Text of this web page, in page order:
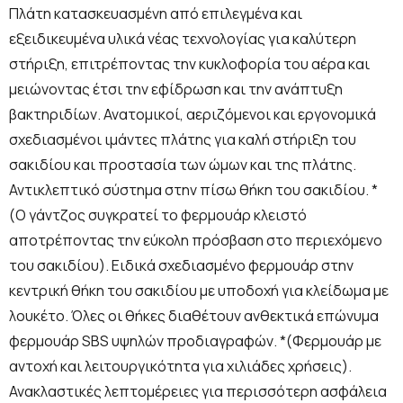
Πλάτη κατασκευασμένη από επιλεγμένα και
εξειδικευμένα υλικά νέας τεχνολογίας για καλύτερη
στήριξη, επιτρέποντας την κυκλοφορία του αέρα και
μειώνοντας έτσι την εφίδρωση και την ανάπτυξη
βακτηριδίων. Ανατομικοί, αεριζόμενοι και εργονομικά
σχεδιασμένοι ιμάντες πλάτης για καλή στήριξη του
σακιδίου και προστασία των ώμων και της πλάτης.
Αντικλεπτικό σύστημα στην πίσω θήκη του σακιδίου. *
(Ο γάντζος συγκρατεί το φερμουάρ κλειστό
αποτρέποντας την εύκολη πρόσβαση στο περιεχόμενο
του σακιδίου). Ειδικά σχεδιασμένο φερμουάρ στην
κεντρική θήκη του σακιδίου με υποδοχή για κλείδωμα με
λουκέτο. Όλες οι θήκες διαθέτουν ανθεκτικά επώνυμα
φερμουάρ SBS υψηλών προδιαγραφών. *(Φερμουάρ με
αντοχή και λειτουργικότητα για χιλιάδες χρήσεις).
Ανακλαστικές λεπτομέρειες για περισσότερη ασφάλεια